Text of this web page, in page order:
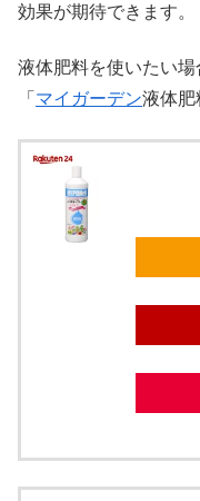
効果が期待できます。
液体肥料を使いたい場
「 マイガーデン液体肥